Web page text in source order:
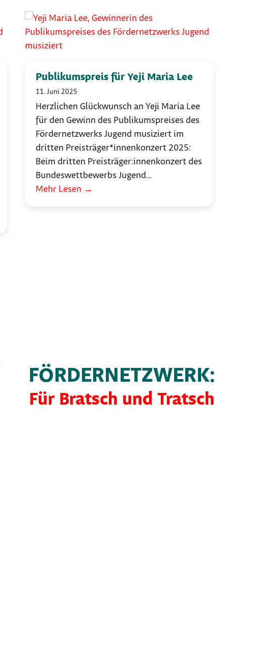
Publikumspreis für Yeji Maria Lee
11. Juni 2025
Herzlichen Glückwunsch an Yeji Maria Lee
für den Gewinn des Publikumspreises des
Fördernetzwerks Jugend musiziert im
dritten Preisträger*innenkonzert 2025:
Beim dritten Preisträger:innenkonzert des
Bundeswettbewerbs Jugend…
Mehr Lesen →
FÖRDERNETZWERK:
Für Bratsch und Tratsch